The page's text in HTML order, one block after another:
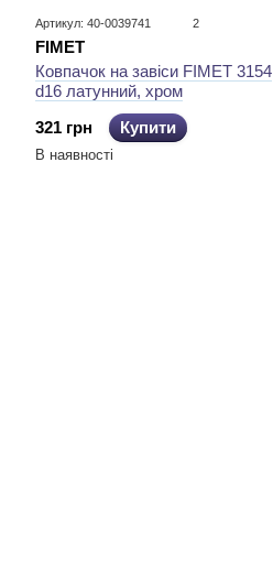
Артикул: 40-0039741 2
FIMET
Ковпачок на завіси FIMET 3154
d16 латунний, хром
321 грн
Купити
В наявності